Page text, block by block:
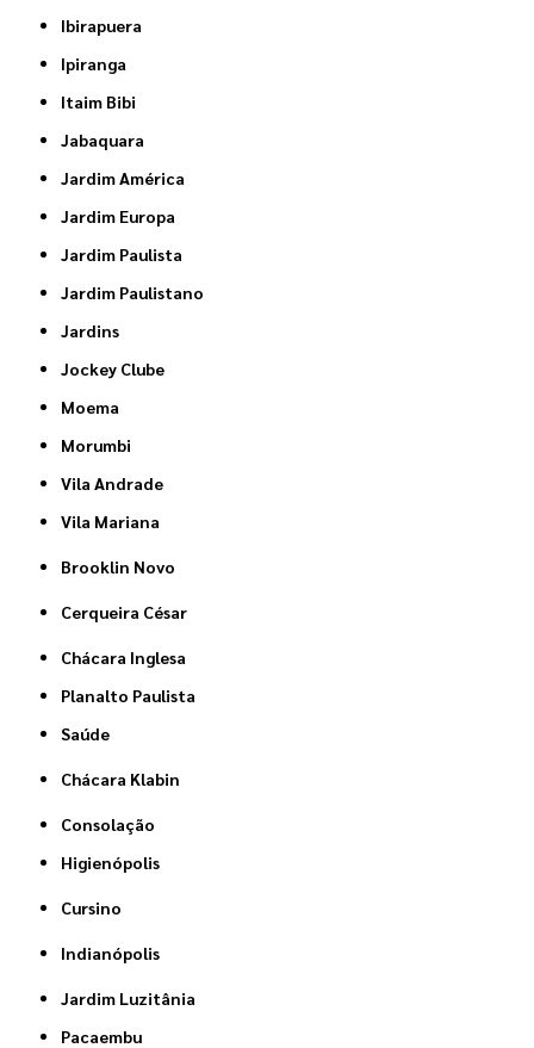
Ibirapuera
Ipiranga
Itaim Bibi
Jabaquara
Jardim América
Jardim Europa
Jardim Paulista
Jardim Paulistano
Jardins
Jockey Clube
Moema
Morumbi
Vila Andrade
Vila Mariana
Brooklin Novo
Cerqueira César
Chácara Inglesa
Planalto Paulista
Saúde
Chácara Klabin
Consolação
Higienópolis
Cursino
Indianópolis
Jardim Luzitânia
Pacaembu